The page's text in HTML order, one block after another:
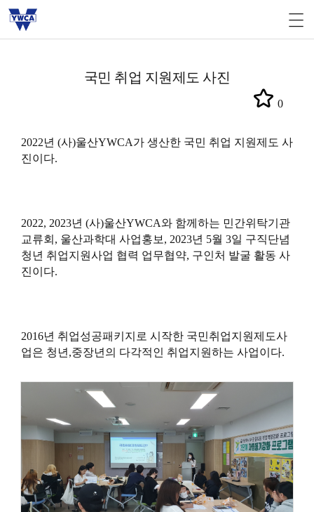
국민 취업 지원제도 사진
0
2022년 (사)울산YWCA가 생산한 국민 취업 지원제도 사
진이다.
2022, 2023년 (사)울산YWCA와 함께하는 민간위탁기관
교류회, 울산과학대 사업홍보, 2023년 5월 3일 구직단념
청년 취업지원사업 협력 업무협약, 구인처 발굴 활동 사
진이다.
2016년 취업성공패키지로 시작한 국민취업지원제도사
업은 청년,중장년의 다각적인 취업지원하는 사업이다.